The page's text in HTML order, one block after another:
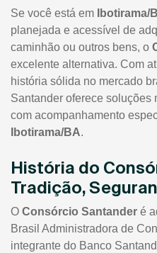
Se você está em Ibotirama/
planejada e acessível de
caminhão ou outros bens, o
excelente alternativa. Com
história sólida no mercado
Santander oferece soluções
com acompanhamento
Ibotirama/BA.
História do
Tradição,
O Consórcio Santander é
Brasil Administradora de
integrante do Banco